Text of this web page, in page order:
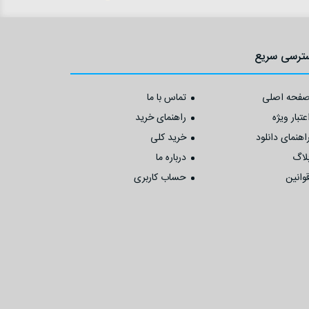
سریع
صفحه اصلی
تماس با ما
اعتبار ویژه
راهنمای خرید
راهنمای دانلود
خرید کلی
درباره ما
قوانین
حساب کاربری